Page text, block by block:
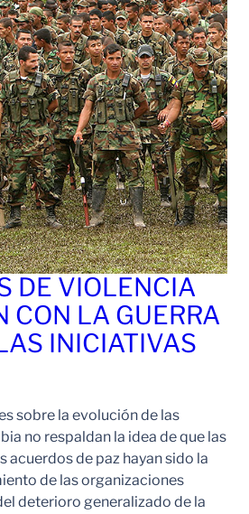
DE VIOLENCIA
CON LA GUERRA
INICIATIVAS
sobre la evolución de las
no respaldan la idea de que las
acuerdos de paz hayan sido la
de las organizaciones
deterioro generalizado de la